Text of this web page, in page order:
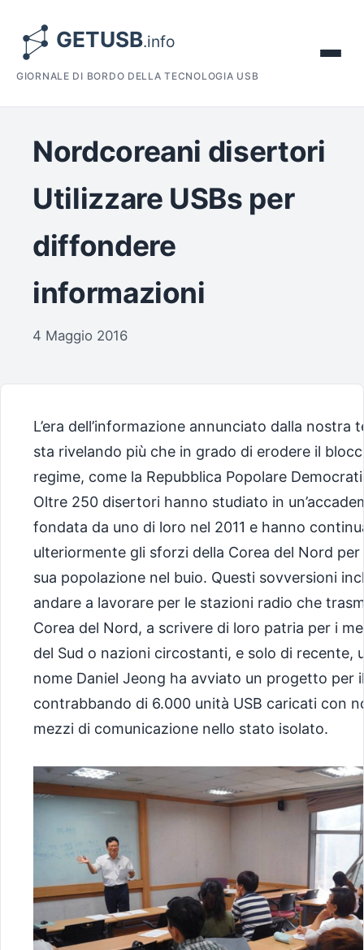
GIORNALE DI BORDO DELLA TECNOLOGIA USB
Nordcoreani disertori
Utilizzare USBs per
diffondere
informazioni
4 Maggio 2016
L’era dell’informazione annunciato dalla nostra
sta rivelando più che in grado di erodere il
regime, come la Repubblica Popolare
Oltre 250 disertori hanno studiato in
fondata da uno di loro nel 2011 e hanno
ulteriormente gli sforzi della Corea del Nord
sua popolazione nel buio. Questi sovversioni
andare a lavorare per le stazioni radio che
Corea del Nord, a scrivere di loro patria per i
del Sud o nazioni circostanti, e solo di recente,
nome Daniel Jeong ha avviato un progetto per il
contrabbando di 6.000 unità USB caricati con
mezzi di comunicazione nello stato isolato.